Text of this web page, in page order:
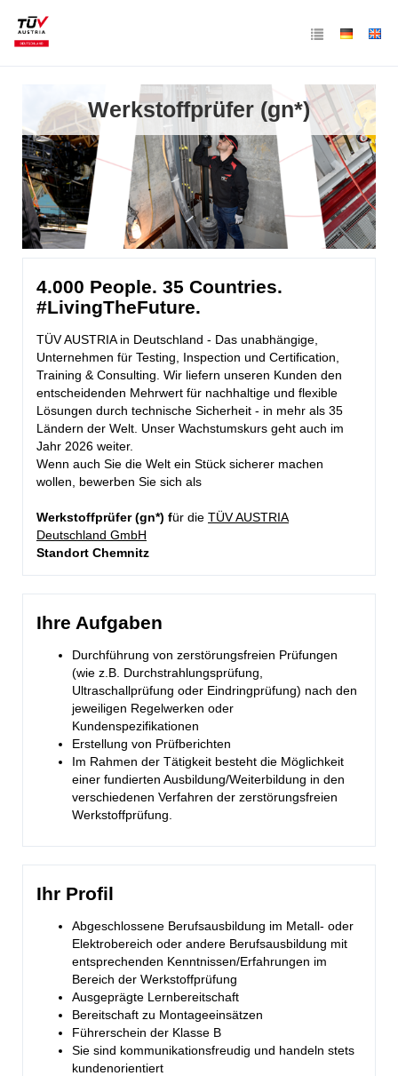
Werkstoffprüfer (gn*)
4.000 People. 35 Countries.
#LivingTheFuture.
TÜV AUSTRIA in Deutschland - Das unabhängige,
Unternehmen für Testing, Inspection und Certification,
Training & Consulting. Wir liefern unseren Kunden den
entscheidenden Mehrwert für nachhaltige und flexible
Lösungen durch technische Sicherheit - in mehr als 35
Ländern der Welt. Unser Wachstumskurs geht auch im
Jahr 2026 weiter.
Wenn auch Sie die Welt ein Stück sicherer machen
wollen, bewerben Sie sich als
Werkstoffprüfer (gn*) für die TÜV AUSTRIA
Deutschland GmbH
Standort Chemnitz
Ihre Aufgaben
Durchführung von zerstörungsfreien Prüfungen
(wie z.B. Durchstrahlungsprüfung,
Ultraschallprüfung oder Eindringprüfung) nach den
jeweiligen Regelwerken oder
Kundenspezifikationen
Erstellung von Prüfberichten
Im Rahmen der Tätigkeit besteht die Möglichkeit
einer fundierten Ausbildung/Weiterbildung in den
verschiedenen Verfahren der zerstörungsfreien
Werkstoffprüfung.
Ihr Profil
Abgeschlossene Berufsausbildung im Metall- oder
Elektrobereich oder andere Berufsausbildung mit
entsprechenden Kenntnissen/Erfahrungen im
Bereich der Werkstoffprüfung
Ausgeprägte Lernbereitschaft
Bereitschaft zu Montageeinsätzen
Führerschein der Klasse B
Sie sind kommunikationsfreudig und handeln stets
kundenorientiert